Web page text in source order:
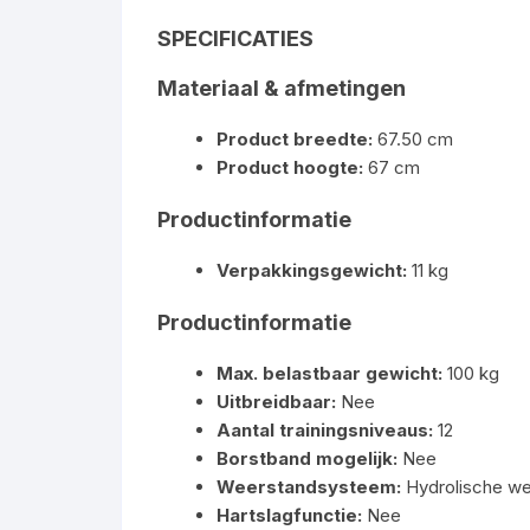
SPECIFICATIES
Materiaal & afmetingen
Product breedte: 67.50 cm
Product hoogte: 67 cm
Productinformatie
Verpakkingsgewicht: 11 kg
Productinformatie
Max. belastbaar gewicht: 100 kg
Uitbreidbaar: Nee
Aantal trainingsniveaus: 12
Borstband mogelijk: Nee
Weerstandsysteem: Hydrolische
Hartslagfunctie: Nee